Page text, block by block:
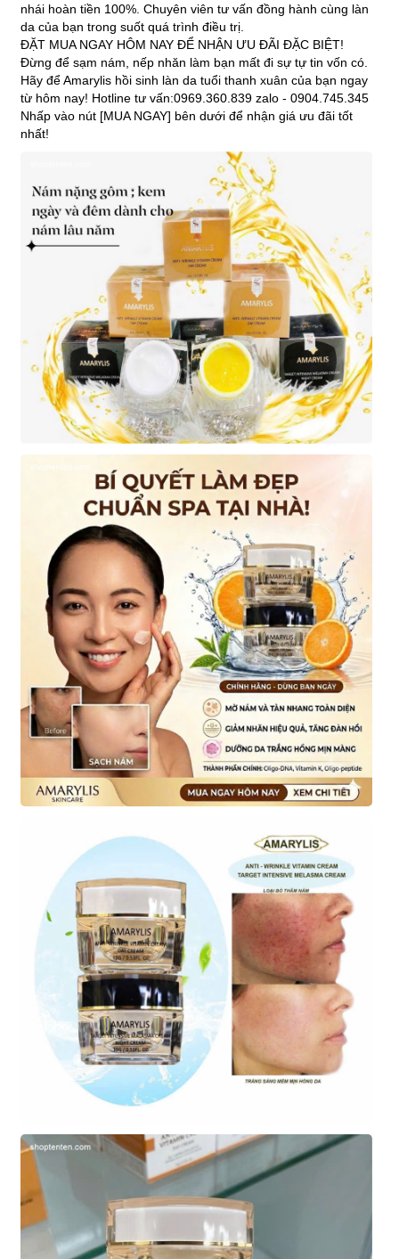
nhái hoàn tiền 100%. Chuyên viên tư vấn đồng hành cùng làn
da của bạn trong suốt quá trình điều trị.
ĐẶT MUA NGAY HÔM NAY ĐỂ NHẬN ƯU ĐÃI ĐẶC BIỆT!
Đừng để sạm nám, nếp nhăn làm bạn mất đi sự tự tin vốn có.
Hãy để Amarylis hồi sinh làn da tuổi thanh xuân của bạn ngay
từ hôm nay! Hotline tư vấn:0969.360.839 zalo - 0904.745.345
Nhấp vào nút [MUA NGAY] bên dưới để nhận giá ưu đãi tốt
nhất!